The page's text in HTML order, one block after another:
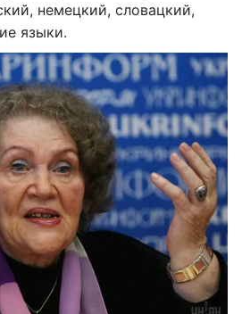
немецкий, словацкий,
языки.